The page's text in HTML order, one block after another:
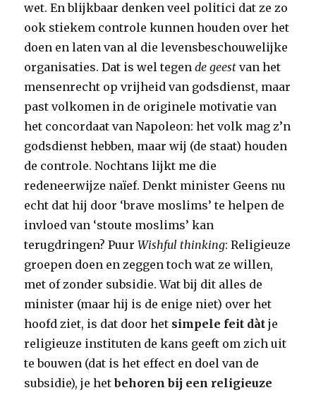
wet. En blijkbaar denken veel politici dat ze zo
ook stiekem controle kunnen houden over het
doen en laten van al die levensbeschouwelijke
organisaties. Dat is wel tegende geestvan het
mensenrecht op vrijheid van godsdienst, maar
past volkomen in de originele motivatie van
het concordaat van Napoleon: het volk mag z’n
godsdienst hebben, maar wij (de staat) houden
de controle. Nochtans lijkt me die
redeneerwijze naïef. Denkt minister Geens nu
echt dat hij door ‘brave moslims’ te helpen de
invloed van ‘stoute moslims’ kan
terugdringen? PuurWishful thinking: Religieuze
groepen doen en zeggen toch wat ze willen,
met of zonder subsidie. Wat bij dit alles de
minister (maar hij is de enige niet) over het
hoofd ziet, is dat door het simpele feit dàt je
religieuze instituten de kans geeft om zich uit
te bouwen (dat is het effect en doel van de
subsidie), je hetbehoren bij een religieuze